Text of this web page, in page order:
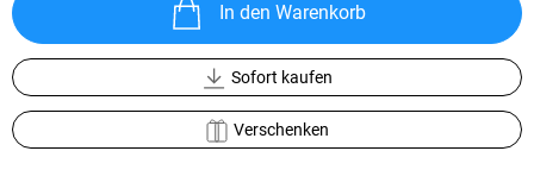
In den Warenkorb
Sofort kaufen
Verschenken